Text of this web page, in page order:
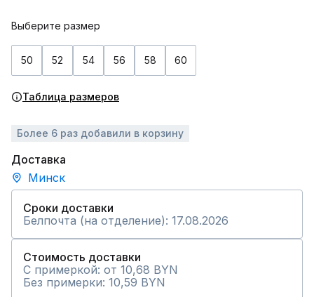
Выберите размер
50 52 54 56 58 60
Таблица размеров
Более 6 раз добавили в корзину
Доставка
Минск
Сроки доставки
Белпочта (на отделение): 17.08.2026
Стоимость доставки
С примеркой: от 10,68 BYN
Без примерки: 10,59 BYN